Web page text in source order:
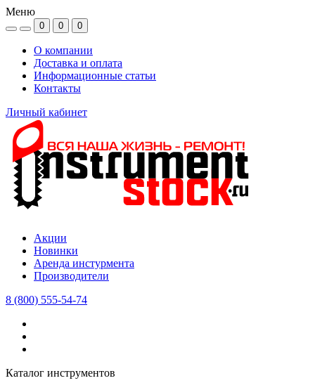
Меню
0 0 0
О компании
Доставка и оплата
Информационные статьи
Контакты
Личный кабинет
Акции
Новинки
Аренда инстурмента
Производители
8 (800) 555-54-74
Каталог инструментов